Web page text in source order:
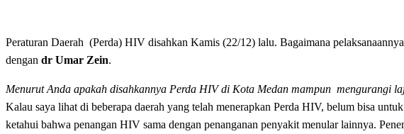
Peraturan Daerah (Perda) HIV disahkan Kamis (22/12) lalu. Bagaimana
dengan dr Umar Zein.
Menurut Anda apakah disahkannya Perda HIV di Kota Medan mampun mengurangi
Kalau saya lihat di beberapa daerah yang telah menerapkan Perda HIV, belum bisa
ketahui bahwa penangan HIV sama dengan penanganan penyakit menular lainnya.